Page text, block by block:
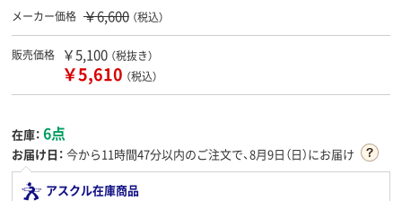
メーカー価格 ￥6,600 （税込）
販売価格 ￥5,100 （税抜き）
￥5,610 （税込）
在庫： 6点
お届け日： 今から11時間47分以内のご注文で、8月9日（日）にお届け
アスクル在庫商品